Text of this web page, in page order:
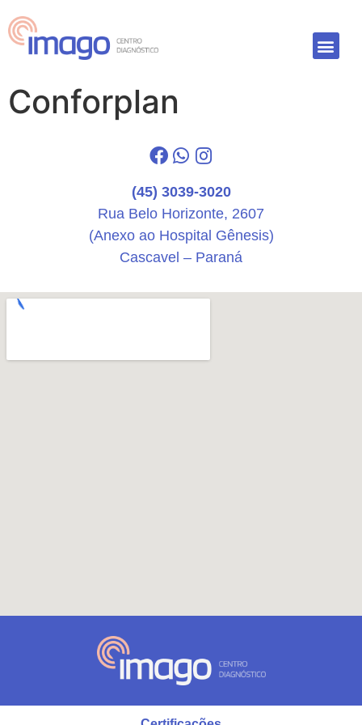
Conforplan
(45) 3039-3020
Rua Belo Horizonte, 2607
(Anexo ao Hospital Gênesis)
Cascavel – Paraná